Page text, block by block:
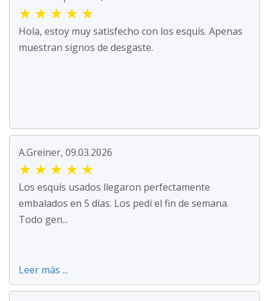
★ ★ ★ ★ ★
Hola, estoy muy satisfecho con los esquís. Apenas
muestran signos de desgaste.
A.Greiner, 09.03.2026
★ ★ ★ ★ ★
Los esquís usados llegaron perfectamente
embalados en 5 días. Los pedí el fin de semana.
Todo gen...
Leer más ...